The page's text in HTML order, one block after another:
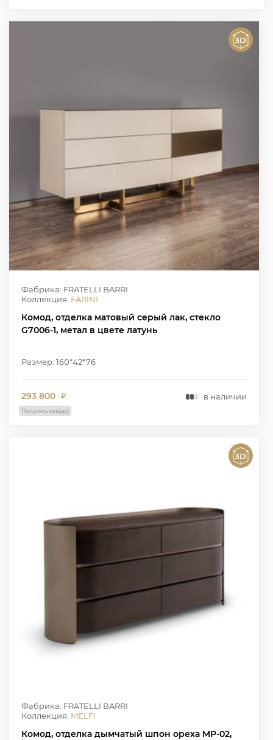
Фабрика: FRATELLI BARRI
Коллекция: FARINI
Комод, отделка матовый серый лак, стекло
G7006-1, метал в цвете латунь
Размер: 160*42*76
293 800 ₽ в наличии
Получить скидку
Фабрика: FRATELLI BARRI
Коллекция: MELFI
Комод, отделка дымчатый шпон ореха MP-02,